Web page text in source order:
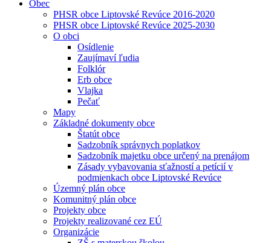
Obec
PHSR obce Liptovské Revúce 2016-2020
PHSR obce Liptovské Revúce 2025-2030
O obci
Osídlenie
Zaujímaví ľudia
Folklór
Erb obce
Vlajka
Pečať
Mapy
Základné dokumenty obce
Štatút obce
Sadzobník správnych poplatkov
Sadzobník majetku obce určený na prenájom
Zásady vybavovania sťažností a petícií v
podmienkach obce Liptovské Revúce
Územný plán obce
Komunitný plán obce
Projekty obce
Projekty realizované cez EÚ
Organizácie